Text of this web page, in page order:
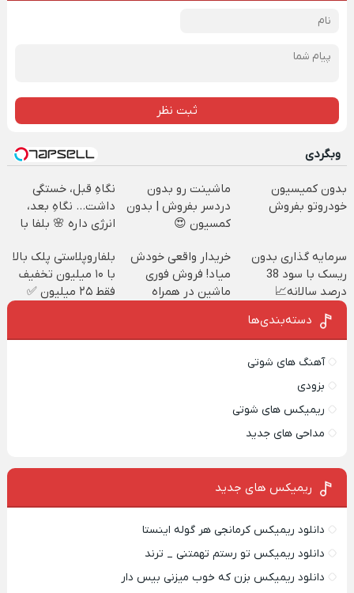
ثبت نظر
وبگردی
بدون کمیسیون
خودروتو بفروش
ماشینت رو بدون
دردسر بفروش | بدون
کمسیون 😍
نگاهِ قبل، خستگی
داشت... نگاهِ بعد،
انرژی داره 🌸 بلفا با
سرمایه گذاری بدون
ریسک با سود 38
درصد سالانه📈
خریدار واقعی خودش
میاد! فروش فوری
ماشین در همراه
بلفاروپلاستی پلک بالا
با ۱۰ میلیون تخفیف
فقط ۲۵ میلیون ✅
دسته‌بندی‌ها
آهنگ های شوتی
بزودی
ریمیکس های شوتی
مداحی های جدید
ریمیکس‌ های جدید
دانلود ریمیکس کرمانجی هر گوله اینستا
دانلود ریمیکس تو رستم تهمتنی _ ترند
دانلود ریمیکس بزن که خوب میزنی بیس دار